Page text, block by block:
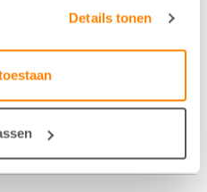
Details tonen